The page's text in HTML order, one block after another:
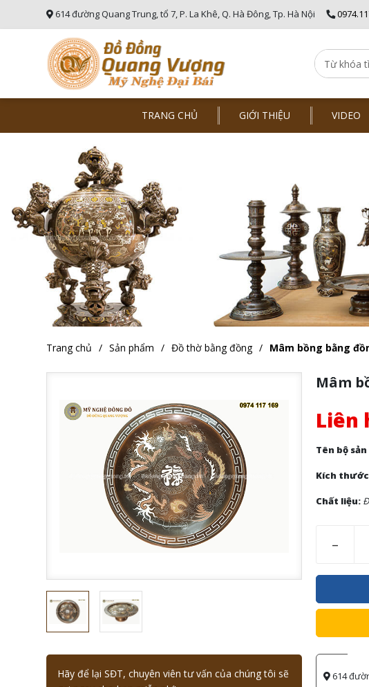
614 đường Quang Trung, tổ 7, P. La Khê, Q. Hà Đông, Tp. Hà Nội
TRANG CHỦ GIỚI THIỆU VIDEO
Trang chủ Sản phẩm Đồ thờ bằng đồng Mâm bồng bằng
Hãy để lại SĐT, chuyên viên tư vấn của chúng tôi sẽ
Mâm
Liên
Tên bộ
Kích
Chất liệu:
–
614